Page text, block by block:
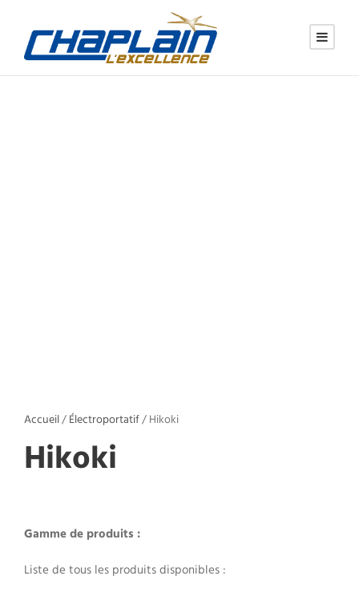
Accueil/Électroportatif/ Hikoki
Hikoki
Gamme de produits :
Liste de tous les produits disponibles :